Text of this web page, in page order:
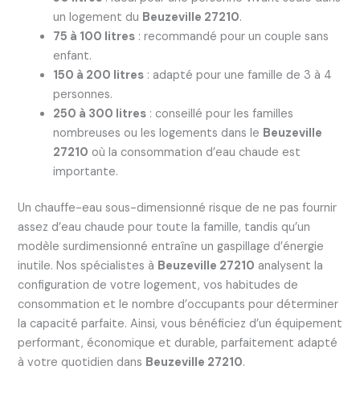
un logement du Beuzeville 27210.
75 à 100 litres: recommandé pour un couple sans
enfant.
150 à 200 litres: adapté pour une famille de 3 à 4
personnes.
250 à 300 litres: conseillé pour les familles
nombreuses ou les logements dans le Beuzeville
27210 où la consommation d’eau chaude est
importante.
Un chauffe-eau sous-dimensionné risque de ne pas fournir
assez d’eau chaude pour toute la famille, tandis qu’un
modèle surdimensionné entraîne un gaspillage d’énergie
inutile. Nos spécialistes à Beuzeville 27210 analysent la
configuration de votre logement, vos habitudes de
consommation et le nombre d’occupants pour déterminer
la capacité parfaite. Ainsi, vous bénéficiez d’un équipement
performant, économique et durable, parfaitement adapté
à votre quotidien dans Beuzeville 27210.